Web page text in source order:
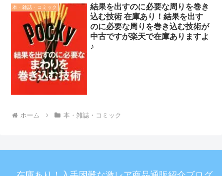
本・雑誌・コミック
結果を出すのに必要な周りを巻き
込む技術 在庫あり！結果を出す
のに必要な周りを巻き込む技術が
中古ですが楽天で在庫ありますよ
♪
ホーム 本・雑誌・コミック